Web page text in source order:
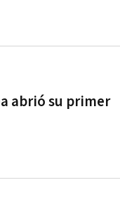
abrió su primer